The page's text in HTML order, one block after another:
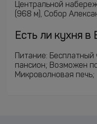
Центральной
(968 м), Собор
Есть ли кухня в
Питание:
пансион; Возможен
Микроволновая печь;